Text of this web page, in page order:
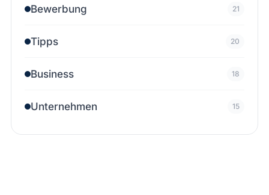
Bewerbung 21
Tipps 20
Business 18
Unternehmen 15